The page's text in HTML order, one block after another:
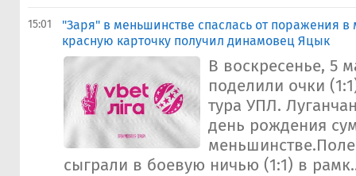
15:01
"Заря" в меньшинстве спаслась от поражения в
красную карточку получил динамовец Яцык
В воскресенье, 5
поделили очки
тура УПЛ.
день рождения
сыграли в боевую ничью (1:1) в